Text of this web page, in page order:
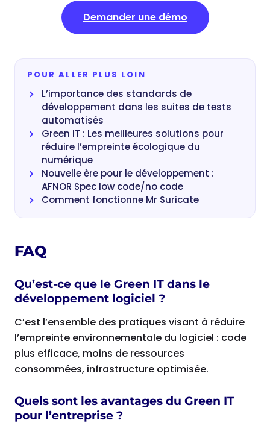
Demander une démo
POUR ALLER PLUS LOIN
L’importance des standards de
développement dans les suites de tests
automatisés
Green IT : Les meilleures solutions pour
réduire l’empreinte écologique du
numérique
Nouvelle ère pour le développement :
AFNOR Spec low code/no code
Comment fonctionne Mr Suricate
FAQ
Qu’est-ce que le Green IT dans le
développement logiciel ?
C’est l’ensemble des pratiques visant à réduire
l’empreinte environnementale du logiciel : code
plus efficace, moins de ressources
consommées, infrastructure optimisée.
Quels sont les avantages du Green IT
pour l’entreprise ?